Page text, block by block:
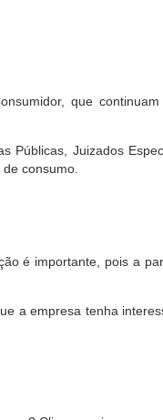
que
Públicas, Juizados
consumo.
é importante, pois a
a empresa tenha